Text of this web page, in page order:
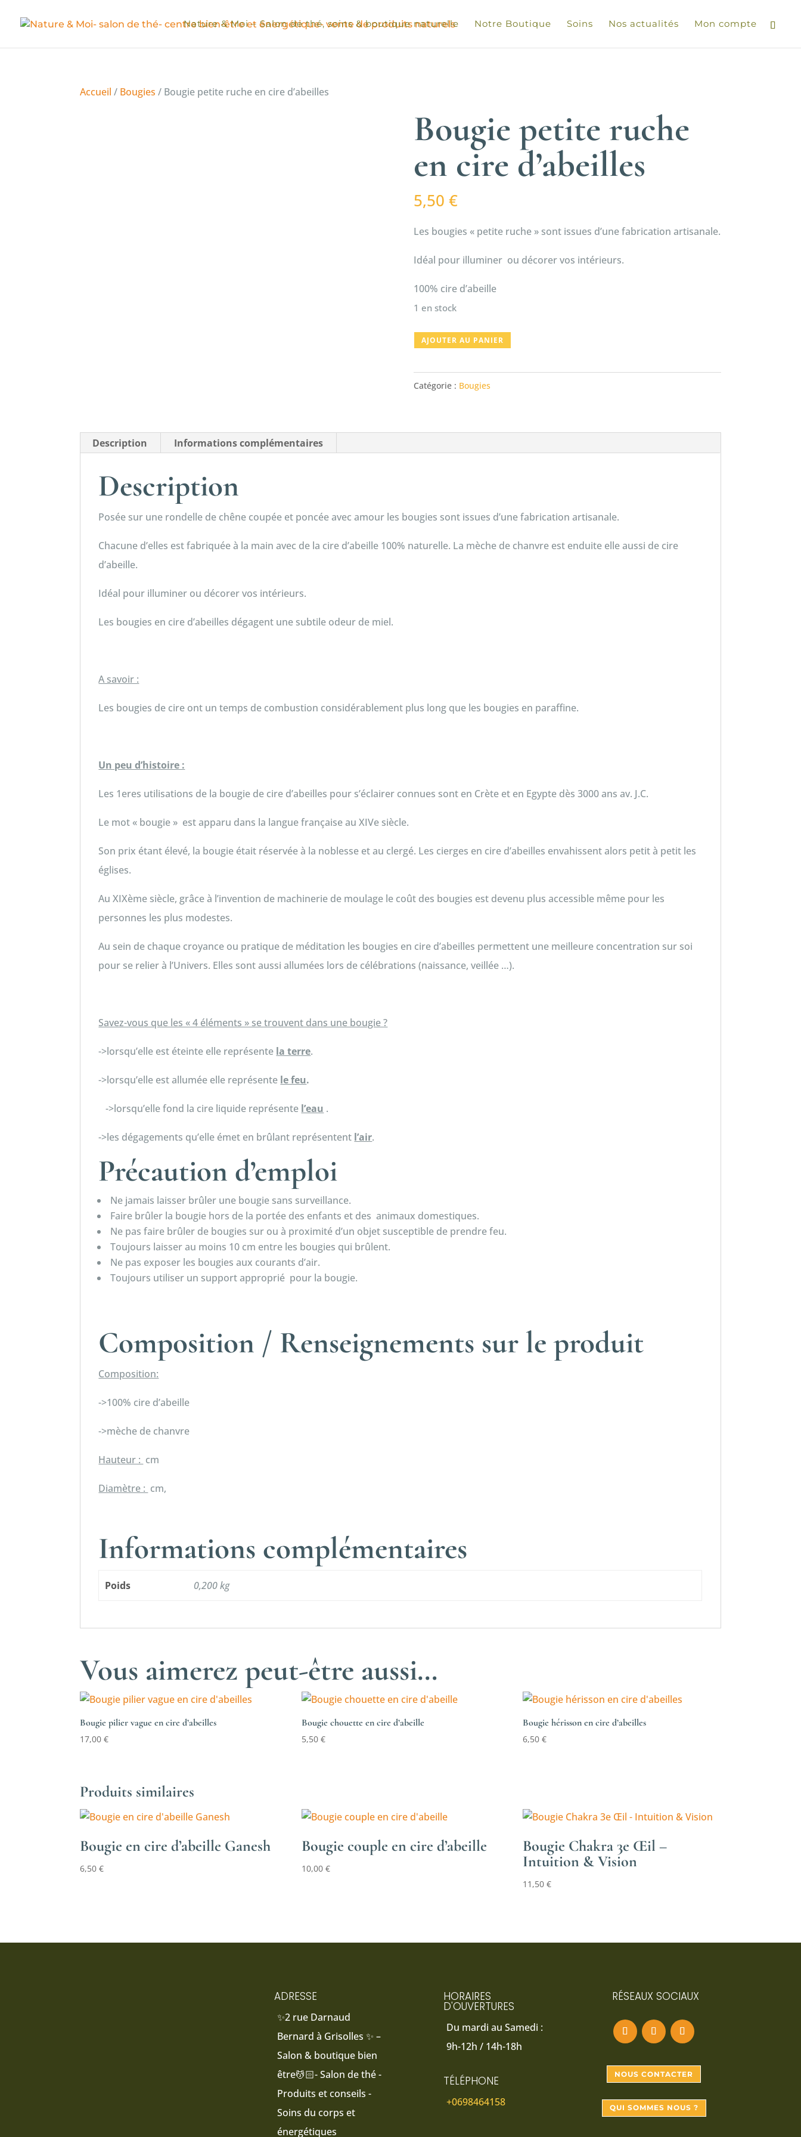
Nature & Moi – Salon de thé, soins & boutique naturelle Notre Boutique Soins Nos actualités Mon compte
Accueil / Bougies / Bougie petite ruche en cire d’abeilles
Bougie petite ruche
en cire d’abeilles
5,50 €
Les bougies « petite ruche » sont issues d’une fabrication artisanale.
Idéal pour illuminer ou décorer vos intérieurs.
100% cire d’abeille
1 en stock
quantité
en
cire
AJOUTER AU PANIER
Catégorie : Bougies
Description Informations complémentaires
Description
Posée sur une rondelle de chêne coupée et poncée avec amour les bougies sont issues d’une fabrication artisanale.
Chacune d’elles est fabriquée à la main avec de la cire d’abeille 100% naturelle. La mèche de chanvre est enduite elle aussi de cire
d’abeille.
Idéal pour illuminer ou décorer vos intérieurs.
Les bougies en cire d’abeilles dégagent une subtile odeur de miel.
A savoir :
Les bougies de cire ont un temps de combustion considérablement plus long que les bougies en paraffine.
Un peu d’histoire :
Les 1eres utilisations de la bougie de cire d’abeilles pour s’éclairer connues sont en Crète et en Egypte dès 3000 ans av. J.C.
Le mot « bougie » est apparu dans la langue française au XIVe siècle.
Son prix étant élevé, la bougie était réservée à la noblesse et au clergé. Les cierges en cire d’abeilles envahissent alors petit à petit les
églises.
Au XIXème siècle, grâce à l’invention de machinerie de moulage le coût des bougies est devenu plus accessible même pour les
personnes les plus modestes.
Au sein de chaque croyance ou pratique de méditation les bougies en cire d’abeilles permettent une meilleure concentration sur soi
pour se relier à l’Univers. Elles sont aussi allumées lors de célébrations (naissance, veillée …).
Savez-vous que les « 4 éléments » se trouvent dans une bougie ?
->lorsqu’elle est éteinte elle représente la terre.
->lorsqu’elle est allumée elle représente le feu.
->lorsqu’elle fond la cire liquide représente l’eau .
->les dégagements qu’elle émet en brûlant représentent l’air.
Précaution d’emploi
Ne jamais laisser brûler une bougie sans surveillance.
Faire brûler la bougie hors de la portée des enfants et des animaux domestiques.
Ne pas faire brûler de bougies sur ou à proximité d’un objet susceptible de prendre feu.
Toujours laisser au moins 10 cm entre les bougies qui brûlent.
Ne pas exposer les bougies aux courants d’air.
Toujours utiliser un support approprié pour la bougie.
Composition / Renseignements sur le produit
Composition:
->100% cire d’abeille
->mèche de chanvre
Hauteur : cm
Diamètre : cm,
Informations complémentaires
Poids 0,200 kg
Vous aimerez peut-être aussi…
Bougie pilier vague en cire d’abeilles
17,00€
Bougie chouette en cire d’abeille
5,50 €
Bougie hérisson en cire d’abeilles
6,50€
Produits similaires
Bougie en cire d’abeille Ganesh
6,50€
Bougie couple en cire d’abeille
10,00 €
Bougie Chakra 3e Œil –
Intuition & Vision
11,50€
ADRESSE
✨2 rue Darnaud
Bernard à Grisolles ✨ –
Salon & boutique bien
être💆🏻- Salon de thé -
Produits et conseils -
Soins du corps et
énergétiques
HORAIRES
D'OUVERTURES
Du mardi au Samedi :
9h-12h / 14h-18h
TÉLÉPHONE
+0698464158
RÉSEAUX SOCIAUX
NOUS CONTACTER
QUI SOMMES NOUS ?